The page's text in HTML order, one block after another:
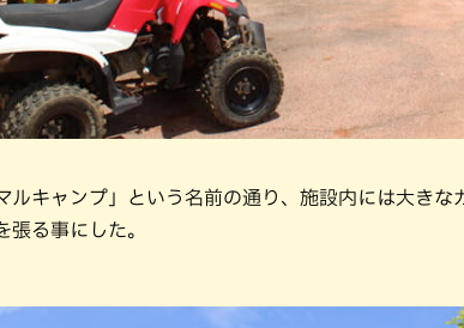
ルキャンプ」という名前の通り、施設内には大き
張る事にした。